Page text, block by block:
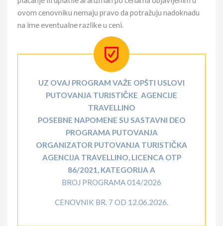
ovom cenovniku nemaju pravo da potražuju nadoknadu
na ime eventualne razlike u ceni.
UZ OVAJ PROGRAM VAŽE OPŠTI USLOVI
PUTOVANJA TURISTIČKE AGENCIJE
TRAVELLINO
POSEBNE NAPOMENE SU SASTAVNI DEO
PROGRAMA PUTOVANJA
ORGANIZATOR PUTOVANJA TURISTIČKA
AGENCIJA TRAVELLINO, LICENCA OTP
86/2021, KATEGORIJA A
BROJ PROGRAMA 014/2026
CENOVNIK BR. 7 OD 12.06.2026.